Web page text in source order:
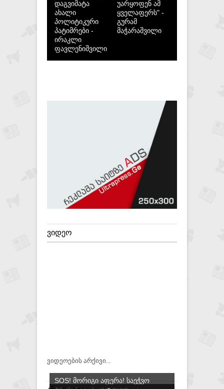
დაგვიმატა
ახალი
პოლიტიკური
პატიმრები -
ირაკლი
ფავლენიშვილი
უარყოფენ ამ
ყველაფერს" -
გურამ
მაჭარაშვილი
ᲕᲘᲓᲔᲝ
ვიდეოების არქივი...
SOS! ᲛᲝᲠᲘᲒᲘ ᲐᲤᲔᲠᲐ! ᲡᲐᲔᲭᲕᲝ